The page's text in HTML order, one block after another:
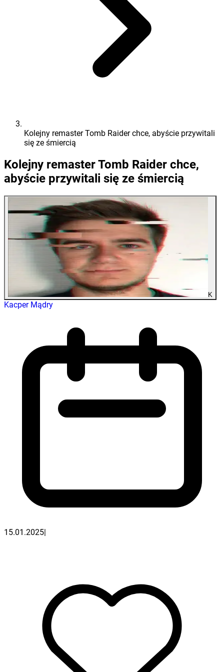
Kolejny remaster Tomb Raider chce, abyście przywitali
się ze śmiercią
Kolejny remaster Tomb Raider chce,
abyście przywitali się ze śmiercią
K
Kacper Mądry
15.01.2025|